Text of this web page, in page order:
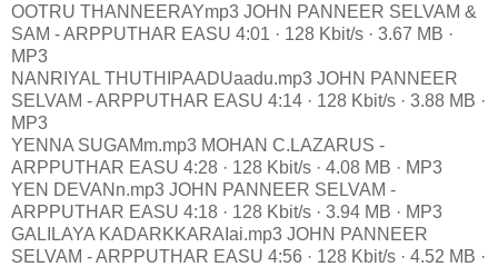
OOTRU THANNEERAYmp3 JOHN PANNEER SELVAM &
SAM - ARPPUTHAR EASU 4:01 · 128 Kbit/s · 3.67 MB ·
MP3
NANRIYAL THUTHIPAADUaadu.mp3 JOHN PANNEER
SELVAM - ARPPUTHAR EASU 4:14 · 128 Kbit/s · 3.88 MB ·
MP3
YENNA SUGAMm.mp3 MOHAN C.LAZARUS -
ARPPUTHAR EASU 4:28 · 128 Kbit/s · 4.08 MB · MP3
YEN DEVANn.mp3 JOHN PANNEER SELVAM -
ARPPUTHAR EASU 4:18 · 128 Kbit/s · 3.94 MB · MP3
GALILAYA KADARKKARAIai.mp3 JOHN PANNEER
SELVAM - ARPPUTHAR EASU 4:56 · 128 Kbit/s · 4.52 MB ·